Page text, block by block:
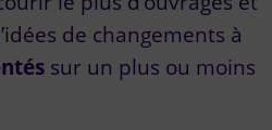
de changements à
sur un plus ou moins